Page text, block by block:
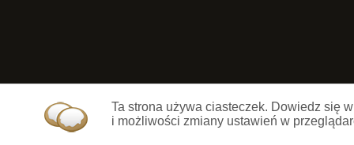
Ta strona używa ciasteczek. Dowiedz się
i możliwości zmiany ustawień w